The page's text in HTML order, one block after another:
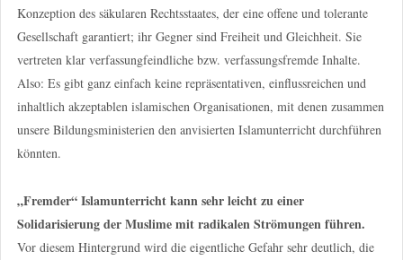
Konzeption des säkularen Rechtsstaates, der eine offene und tolerante
Gesellschaft garantiert; ihr Gegner sind Freiheit und Gleichheit. Sie
vertreten klar verfassungfeindliche bzw. verfassungsfremde Inhalte.
Also: Es gibt ganz einfach keine repräsentativen, einflussreichen und
inhaltlich akzeptablen islamischen Organisationen, mit denen zusammen
unsere Bildungsministerien den anvisierten Islamunterricht durchführen
könnten.
„Fremder“ Islamunterricht kann sehr leicht zu einer
Solidarisierung der Muslime mit radikalen Strömungen führen.
Vor diesem Hintergrund wird die eigentliche Gefahr sehr deutlich, die